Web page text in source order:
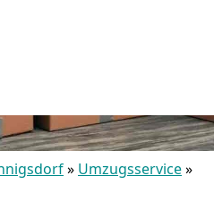
» Umzugsservice»